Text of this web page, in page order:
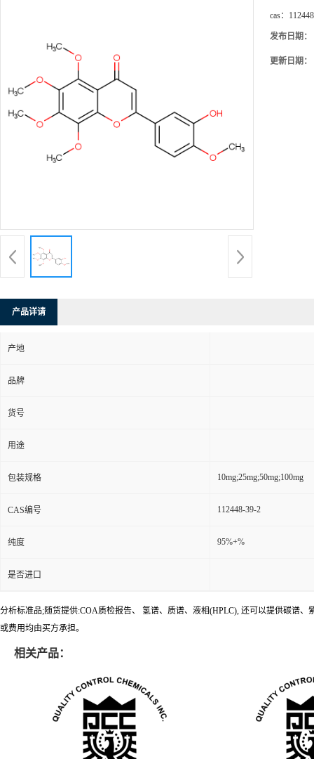
cas：
发布日期：
更新日期：
产品详请
产地
品牌
货号
用途
包装规格 10mg;25mg;50mg;100mg
CAS编号 112448-39-2
纯度 95%+%
是否进口
分析标准品;随货提供:COA质检报告、 氢谱、质谱、液相(HPLC), 还可以提供碳谱
或费用均由买方承担。
相关产品：